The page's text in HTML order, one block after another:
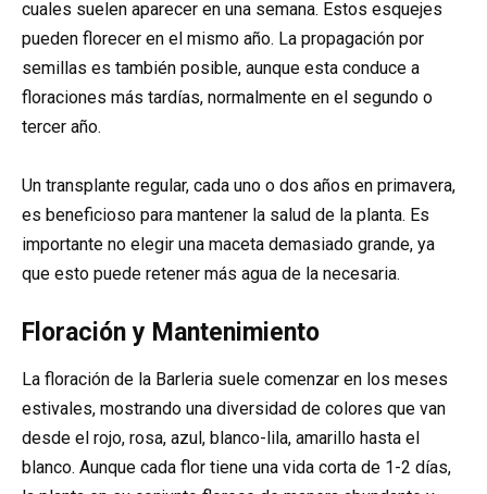
cuales suelen aparecer en una semana. Estos esquejes
pueden florecer en el mismo año. La propagación por
semillas es también posible, aunque esta conduce a
floraciones más tardías, normalmente en el segundo o
tercer año.
Un transplante regular, cada uno o dos años en primavera,
es beneficioso para mantener la salud de la planta. Es
importante no elegir una maceta demasiado grande, ya
que esto puede retener más agua de la necesaria.
Floración y Mantenimiento
La floración de la Barleria suele comenzar en los meses
estivales, mostrando una diversidad de colores que van
desde el rojo, rosa, azul, blanco-lila, amarillo hasta el
blanco. Aunque cada flor tiene una vida corta de 1-2 días,